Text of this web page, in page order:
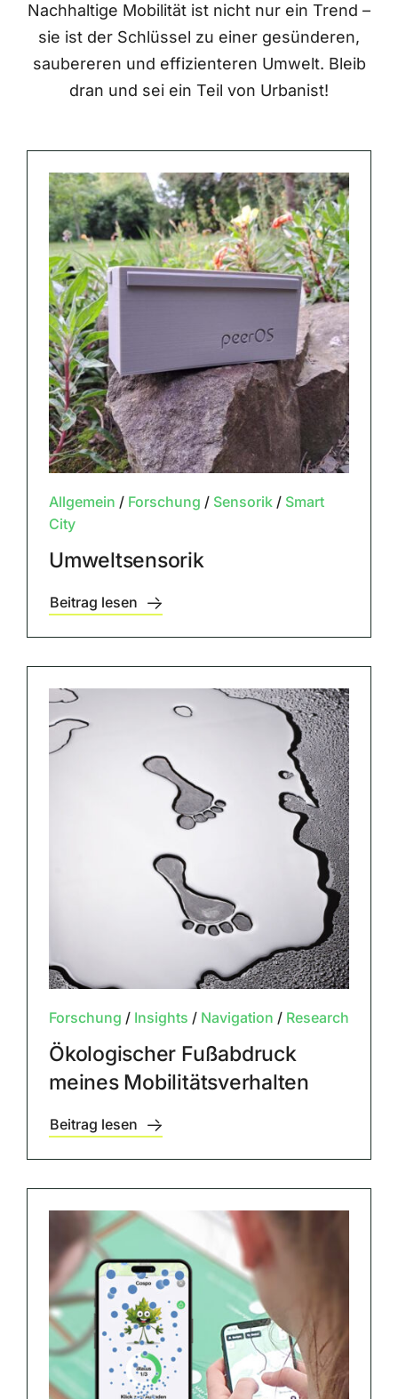
Nachhaltige Mobilität ist nicht nur ein Trend –
sie ist der Schlüssel zu einer gesünderen,
saubereren und effizienteren Umwelt. Bleib
dran und sei ein Teil von Urbanist!
Allgemein / Forschung / Sensorik/ Smart
City
Umweltsensorik
Beitrag lesen
Forschung / Insights / Navigation / Research
Ökologischer Fußabdruck
meines Mobilitätsverhalten
Beitrag lesen